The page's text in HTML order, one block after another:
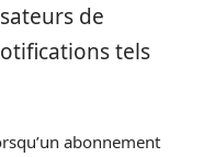
de
tels
abonnement